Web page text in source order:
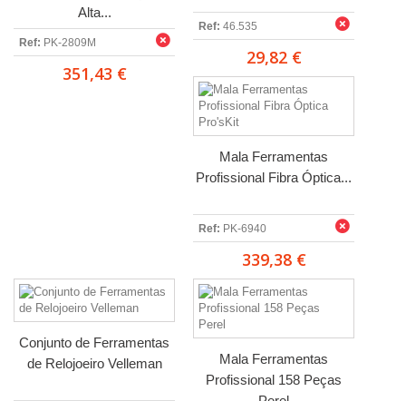
Alta...
Ref: PK-2809M
351,43 €
Ref: 46.535
29,82 €
Mala Ferramentas
Profissional Fibra Óptica...
Ref: PK-6940
339,38 €
Conjunto de Ferramentas
de Relojoeiro Velleman
Mala Ferramentas
Profissional 158 Peças